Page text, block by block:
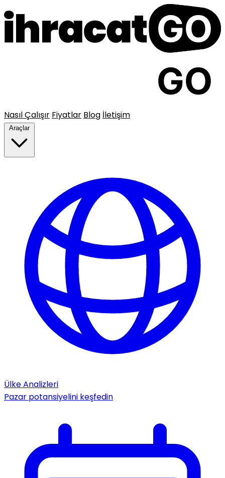
Nasıl Çalışır Fiyatlar Blog İletişim
Araçlar
Ülke Analizleri
Pazar potansiyelini keşfedin